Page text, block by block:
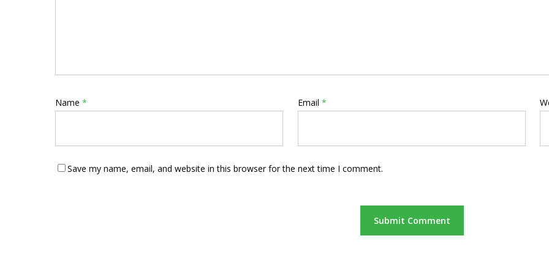
Name * Email *
Save my name, email, and website in this browser for the next time I comment.